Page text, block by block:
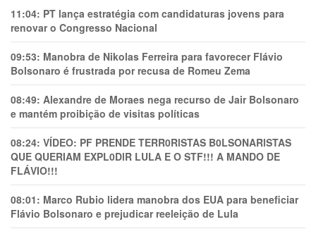
11:04: PT lança estratégia com candidaturas jovens para
renovar o Congresso Nacional
09:53: Manobra de Nikolas Ferreira para favorecer Flávio
Bolsonaro é frustrada por recusa de Romeu Zema
08:49: Alexandre de Moraes nega recurso de Jair Bolsonaro
e mantém proibição de visitas políticas
08:24: VÍDEO: PF PRENDE TERR0RlSTAS B0LSONARlSTAS
QUE QUERIAM EXPL0DlR LULA E O STF!!! A MANDO DE
FLÁVIO!!!
08:01: Marco Rubio lidera manobra dos EUA para beneficiar
Flávio Bolsonaro e prejudicar reeleição de Lula